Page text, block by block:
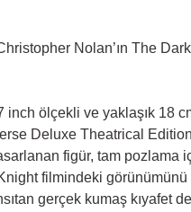
Nolan’ın The
inch ölçekli ve yaklaşık 18
Deluxe Theatrical
figür, tam pozlama
filmindeki görünümünü
gerçek kumaş kıyafet